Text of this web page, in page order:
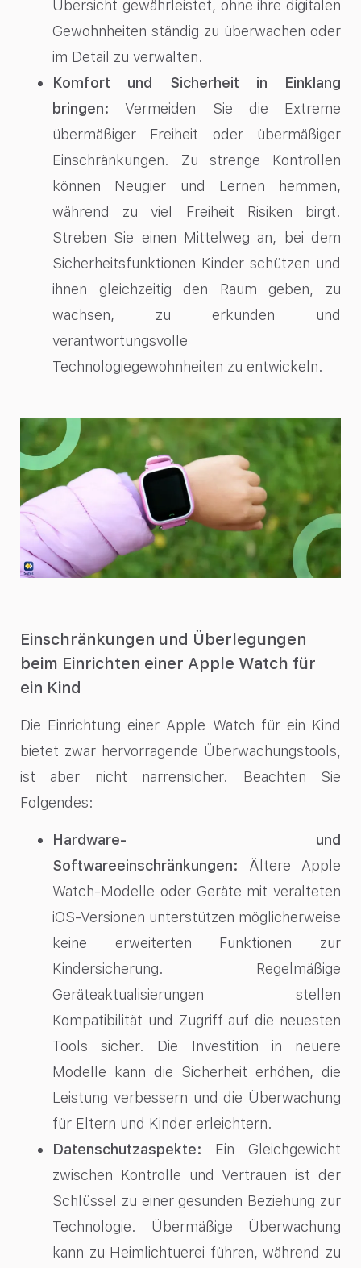
Übersicht gewährleistet, ohne ihre digitalen
Gewohnheiten ständig zu überwachen oder
im Detail zu verwalten.
Komfort und Sicherheit in Einklang
bringen: Vermeiden Sie die Extreme
übermäßiger Freiheit oder übermäßiger
Einschränkungen. Zu strenge Kontrollen
können Neugier und Lernen hemmen,
während zu viel Freiheit Risiken birgt.
Streben Sie einen Mittelweg an, bei dem
Sicherheitsfunktionen Kinder schützen und
ihnen gleichzeitig den Raum geben, zu
wachsen, zu erkunden und
verantwortungsvolle
Technologiegewohnheiten zu entwickeln.
Einschränkungen und Überlegungen
beim Einrichten einer Apple Watch für
ein Kind
Die Einrichtung einer Apple Watch für ein Kind
bietet zwar hervorragende Überwachungstools,
ist aber nicht narrensicher. Beachten Sie
Folgendes:
Hardware- und
Softwareeinschränkungen: Ältere Apple
Watch-Modelle oder Geräte mit veralteten
iOS-Versionen unterstützen möglicherweise
keine erweiterten Funktionen zur
Kindersicherung. Regelmäßige
Geräteaktualisierungen stellen
Kompatibilität und Zugriff auf die neuesten
Tools sicher. Die Investition in neuere
Modelle kann die Sicherheit erhöhen, die
Leistung verbessern und die Überwachung
für Eltern und Kinder erleichtern.
Datenschutzaspekte: Ein Gleichgewicht
zwischen Kontrolle und Vertrauen ist der
Schlüssel zu einer gesunden Beziehung zur
Technologie. Übermäßige Überwachung
kann zu Heimlichtuerei führen, während zu